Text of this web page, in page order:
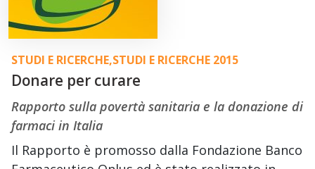
STUDI E RICERCHE,STUDI E RICERCHE 2015
Donare per curare
Rapporto sulla povertà sanitaria e la donazione di
farmaci in Italia
Il Rapporto è promosso dalla Fondazione Banco